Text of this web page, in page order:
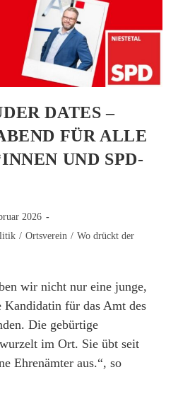
DATES –
FÜR ALLE
UND SPD-
2026
/ Ortsverein / Wo drückt der
wir nicht nur eine junge,
Kandidatin für das Amt des
Die gebürtige
im Ort. Sie übt seit
Ehrenämter aus.“, so